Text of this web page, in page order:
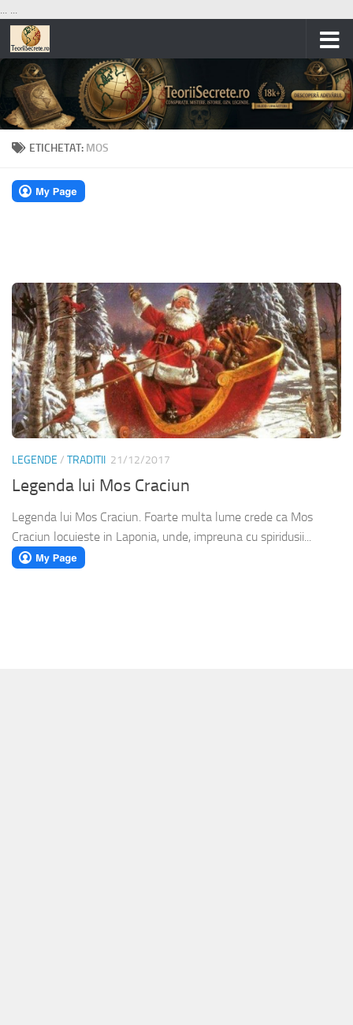
... ...
Skip to content
ETICHETAT: MOS
LEGENDE / TRADITII 21/12/2017
Legenda lui Mos Craciun
Legenda lui Mos Craciun. Foarte multa lume crede ca Mos
Craciun locuieste in Laponia, unde, impreuna cu spiridusii...